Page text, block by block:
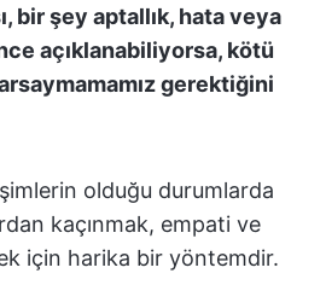
bir şey aptallık, hata veya
açıklanabiliyorsa, kötü
gerektiğini
olduğu durumlarda
kaçınmak, empati ve
için harika bir yöntemdir.